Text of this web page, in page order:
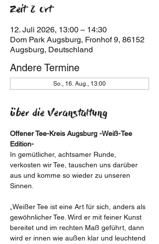
Zeit & Ort
12. Juli 2026, 13:00 – 14:30
Dom Park Augsburg, Fronhof 9, 86152
Augsburg, Deutschland
Andere Termine
So., 16. Aug., 13:00
Über die Veranstaltung
Offener Tee-Kreis Augsburg -Weiß-Tee
Edition-
In gemütlicher, achtsamer Runde,
verkosten wir Tee, tauschen uns darüber
aus und komme so wieder zu unseren
Sinnen.
„Weißer Tee ist eine Art für sich, anders als
gewöhnlicher Tee. Wird er mit feiner Kunst
bereitet und im rechten Maß geführt, dann
wird er innen wie außen klar und leuchtend